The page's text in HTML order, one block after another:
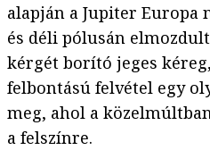
alapján a Jupiter Europa
és déli pólusán
kérgét borító jeges
felbontású felvétel egy
meg, ahol a
a felszínre.